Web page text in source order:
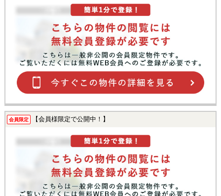
会員限定 【会員様限定で公開中！】